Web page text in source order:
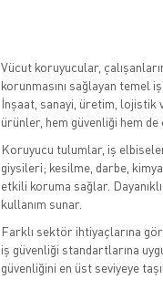
Vücut koruyucular,
korunmasını sağlayan temel
İnşaat, sanayi, üretim, lojistik
ürünler, hem güvenliği hem de
Koruyucu tulumlar, iş
giysileri; kesilme, darbe,
etkili koruma sağlar.
kullanım sunar.
Farklı sektör ihtiyaçlarına
iş güvenliği standartlarına
güvenliğini en üst seviyeye